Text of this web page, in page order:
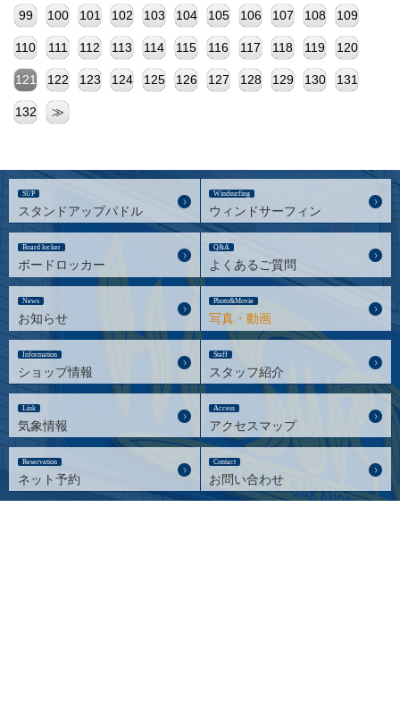
99 100 101 102 103 104 105 106 107 108 109
110 111 112 113 114 115 116 117 118 119 120
121 122 123 124 125 126 127 128 129 130 131
132 ≫
SUP
スタンドアップパドル
Windsurfing
ウィンドサーフィン
Board locker
ボードロッカー
Q&A
よくあるご質問
News
お知らせ
Photo&Movie
写真・動画
Information
ショップ情報
Staff
スタッフ紹介
Link
気象情報
Access
アクセスマップ
Reservation
ネット予約
Contact
お問い合わせ